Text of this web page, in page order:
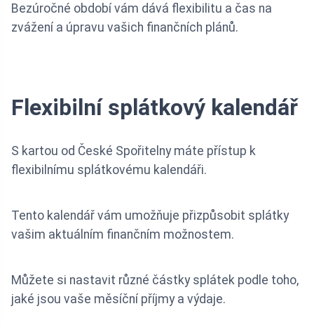
Bezúročné období vám dává flexibilitu a čas na
zvážení a úpravu vašich finančních plánů.
Flexibilní splátkový kalendář
S kartou od České Spořitelny máte přístup k
flexibilnímu splátkovému kalendáři.
Tento kalendář vám umožňuje přizpůsobit splátky
vašim aktuálním finančním možnostem.
Můžete si nastavit různé částky splátek podle toho,
jaké jsou vaše měsíční příjmy a výdaje.